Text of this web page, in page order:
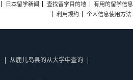
日本留学新闻 查找留学目的地 有用的留学信息
利用规约
个人信息使用方法
从鹿儿岛县的从大学中查询